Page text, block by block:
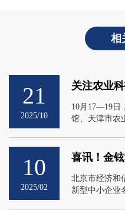
相
21
2025/10
关注农业
10月17—19日
馆、天津市农
铉科技组团赴
最新成果，重
产、品牌打造
技术服务升级
10
2025/02
喜讯！金
北京市经济和
新型中小企业